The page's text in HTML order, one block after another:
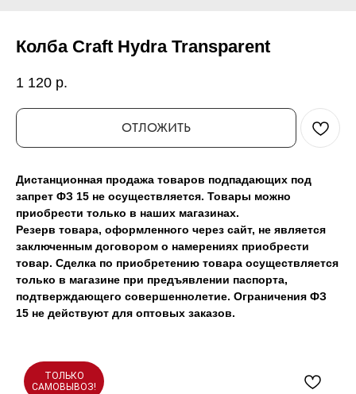
Колба Craft Hydra Transparent
1 120 р.
ОТЛОЖИТЬ
Дистанционная продажа товаров подпадающих под
запрет ФЗ 15 не осуществляется. Товары можно
приобрести только в наших магазинах.
Резерв товара, оформленного через сайт, не является
заключенным договором о намерениях приобрести
товар. Сделка по приобретению товара осуществляется
только в магазине при предъявлении паспорта,
подтверждающего совершеннолетие. Ограничения ФЗ
15 не действуют для оптовых заказов.
ТОЛЬКО
САМОВЫВОЗ!